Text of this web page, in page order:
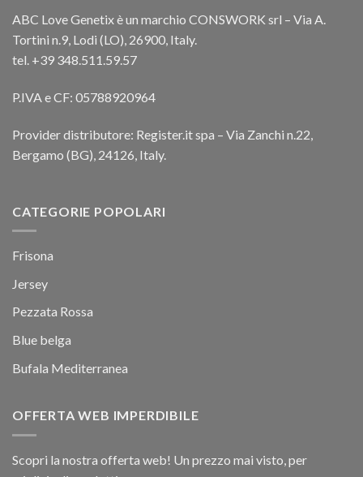
ABC Love Genetix è un marchio CONSWORK srl – Via A.
Tortini n.9, Lodi (LO), 26900, Italy.
tel. +39 348.511.59.57
P.IVA e CF: 05788920964
Provider distributore: Register.it spa – Via Zanchi n.22,
Bergamo (BG), 24126, Italy.
CATEGORIE POPOLARI
Frisona
Jersey
Pezzata Rossa
Blue belga
Bufala Mediterranea
OFFERTA WEB IMPERDIBILE
Scopri la nostra offerta web! Un prezzo mai visto, per